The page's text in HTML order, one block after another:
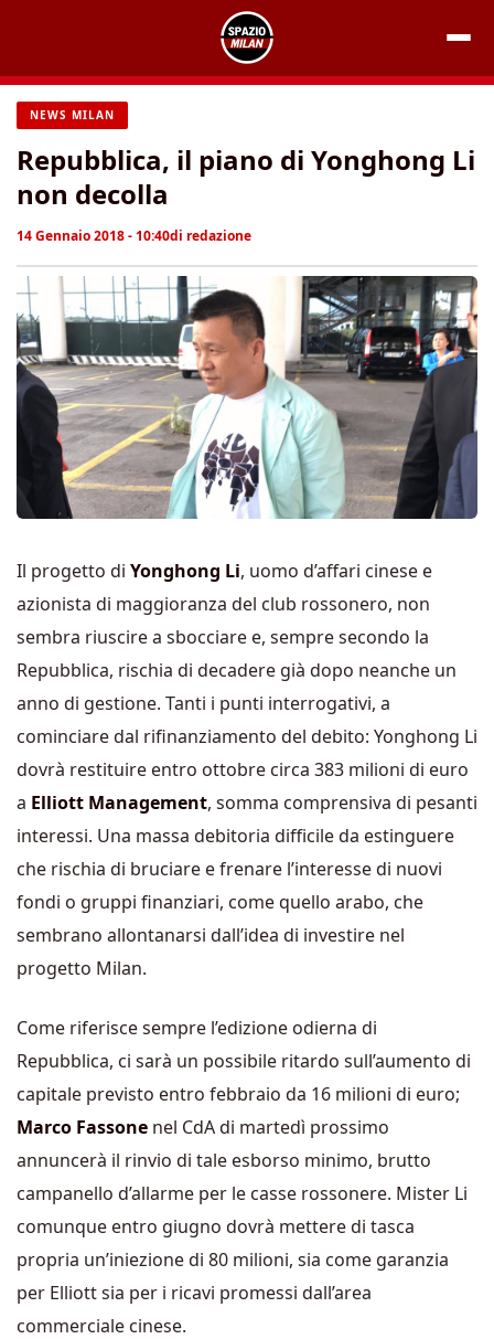
contenuto
NEWS MILAN
Repubblica, il piano di Yonghong Li
non decolla
14 Gennaio 2018 - 10:40di redazione
Il progetto di Yonghong Li, uomo d’affari cinese e
azionista di maggioranza del club rossonero, non
sembra riuscire a sbocciare e, sempre secondo la
Repubblica, rischia di decadere già dopo neanche un
anno di gestione. Tanti i punti interrogativi, a
cominciare dal rifinanziamento del debito: Yonghong Li
dovrà restituire entro ottobre circa 383 milioni di euro
a Elliott Management, somma comprensiva di pesanti
interessi. Una massa debitoria difficile da estinguere
che rischia di bruciare e frenare l’interesse di nuovi
fondi o gruppi finanziari, come quello arabo, che
sembrano allontanarsi dall’idea di investire nel
progetto Milan.
Come riferisce sempre l’edizione odierna di
Repubblica, ci sarà un possibile ritardo sull’aumento di
capitale previsto entro febbraio da 16 milioni di euro;
Marco Fassone nel CdA di martedì prossimo
annuncerà il rinvio di tale esborso minimo, brutto
campanello d’allarme per le casse rossonere. Mister Li
comunque entro giugno dovrà mettere di tasca
propria un’iniezione di 80 milioni, sia come garanzia
per Elliott sia per i ricavi promessi dall’area
commerciale cinese.